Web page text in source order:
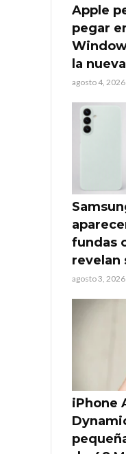
Apple
pegar
la
agosto 4, 2026
fundas
revelan
agosto 3, 2026
iPhone